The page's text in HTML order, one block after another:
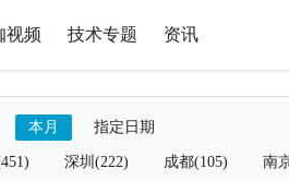
视频 技术专题 资讯
本月 指定日期
深圳(222) 成都(105) 南